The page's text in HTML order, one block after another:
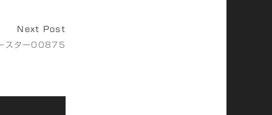
Next Post
スター00875